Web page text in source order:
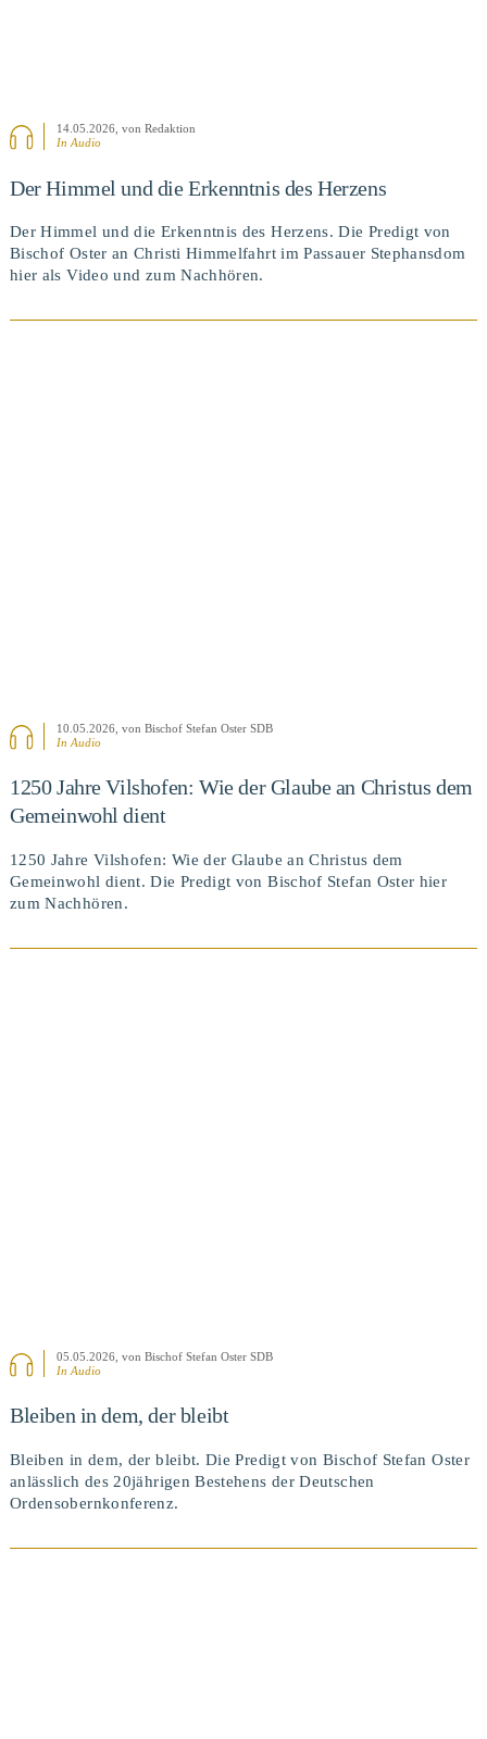
14.05.2026 , von Redaktion
In Audio
Der Himmel und die Erkenntnis des Herzens
Der Himmel und die Erkenntnis des Herzens. Die Predigt von
Bischof Oster an Christi Himmelfahrt im Passauer Stephansdom
hier als Video und zum Nachhören.
10.05.2026 , von Bischof Stefan Oster SDB
In Audio
1250 Jahre Vilshofen: Wie der Glaube an Christus dem
Gemeinwohl dient
1250 Jahre Vilshofen: Wie der Glaube an Christus dem
Gemeinwohl dient. Die Predigt von Bischof Stefan Oster hier
zum Nachhören.
05.05.2026 , von Bischof Stefan Oster SDB
In Audio
Bleiben in dem, der bleibt
Bleiben in dem, der bleibt. Die Predigt von Bischof Stefan Oster
anlässlich des 20jährigen Bestehens der Deutschen
Ordensobernkonferenz.